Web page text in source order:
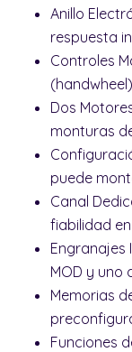
Anillo
respuesta
Controles
Dos
monturas
puede
Canal
fiabilidad
Engranajes
MOD y uno
Memorias
Funciones